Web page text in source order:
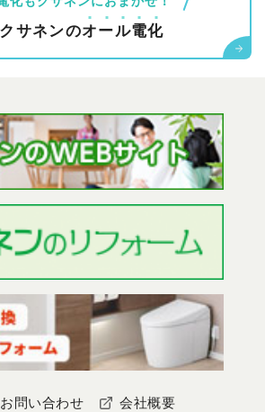
クサネンのオール電化
問い合わせ 会社概要